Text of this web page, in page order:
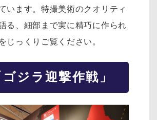
います。特撮美術のクオリティ
る、細部まで実に精巧に作られ
じっくりご覧ください。
ジラ迎撃作戦」